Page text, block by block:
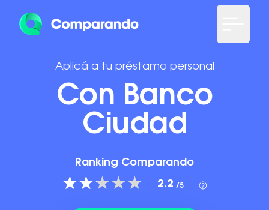
Aplicá a tu préstamo personal
Con Banco
Ciudad
Ranking Comparando
2.2 /5